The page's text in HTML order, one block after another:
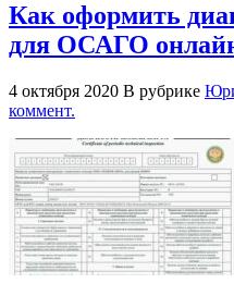
Как оформить
для ОСАГО
4 октября 2020 В рубрике
коммент.